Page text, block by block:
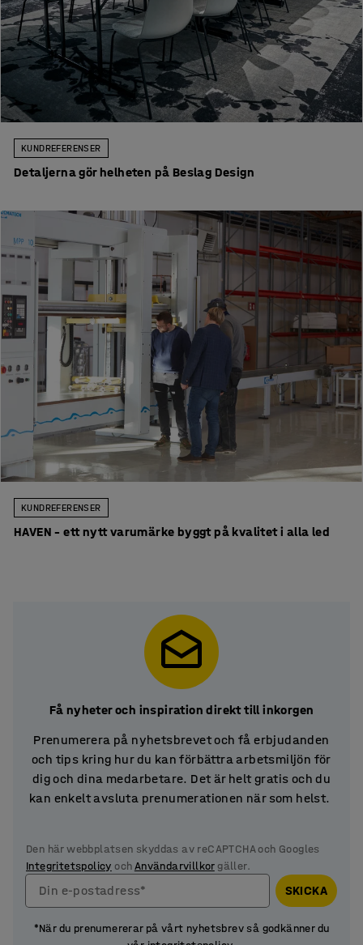
KUNDREFERENSER
Detaljerna gör helheten på Beslag Design
KUNDREFERENSER
HAVEN – ett nytt varumärke byggt på kvalitet i alla led
Få nyheter och inspiration direkt till inkorgen
Prenumerera på nyhetsbrevet och få erbjudanden
och tips kring hur du kan förbättra arbetsmiljön för
dig och dina medarbetare. Det är helt gratis och du
kan enkelt avsluta prenumerationen när som helst.
Den här webbplatsen skyddas av reCAPTCHA och Googles
Integritetspolicy ochAnvändarvillkorgäller.
Din e-postadress* SKICKA
*När du prenumererar på vårt nyhetsbrev så godkänner du